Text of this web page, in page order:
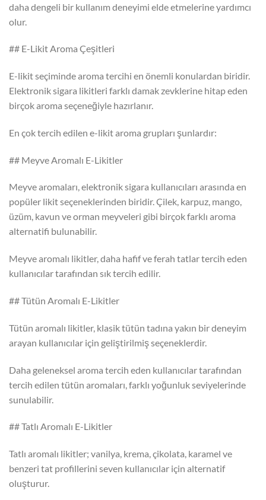
daha dengeli bir kullanım deneyimi elde etmelerine yardımcı
olur.
## E-Likit Aroma Çeşitleri
E-likit seçiminde aroma tercihi en önemli konulardan biridir.
Elektronik sigara likitleri farklı damak zevklerine hitap eden
birçok aroma seçeneğiyle hazırlanır.
En çok tercih edilen e-likit aroma grupları şunlardır:
## Meyve Aromalı E-Likitler
Meyve aromaları, elektronik sigara kullanıcıları arasında en
popüler likit seçeneklerinden biridir. Çilek, karpuz, mango,
üzüm, kavun ve orman meyveleri gibi birçok farklı aroma
alternatifi bulunabilir.
Meyve aromalı likitler, daha hafif ve ferah tatlar tercih eden
kullanıcılar tarafından sık tercih edilir.
## Tütün Aromalı E-Likitler
Tütün aromalı likitler, klasik tütün tadına yakın bir deneyim
arayan kullanıcılar için geliştirilmiş seçeneklerdir.
Daha geleneksel aroma tercih eden kullanıcılar tarafından
tercih edilen tütün aromaları, farklı yoğunluk seviyelerinde
sunulabilir.
## Tatlı Aromalı E-Likitler
Tatlı aromalı likitler; vanilya, krema, çikolata, karamel ve
benzeri tat profillerini seven kullanıcılar için alternatif
oluşturur.